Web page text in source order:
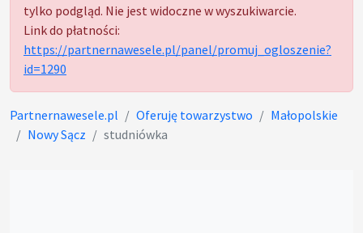
tylko podgląd. Nie jest widoczne w wyszukiwarcie.
Link do płatności:
https://partnernawesele.pl/panel/promuj_ogloszenie?
id=1290
Partnernawesele.pl Oferuję towarzystwo
Małopolskie
Nowy Sącz
studniówka